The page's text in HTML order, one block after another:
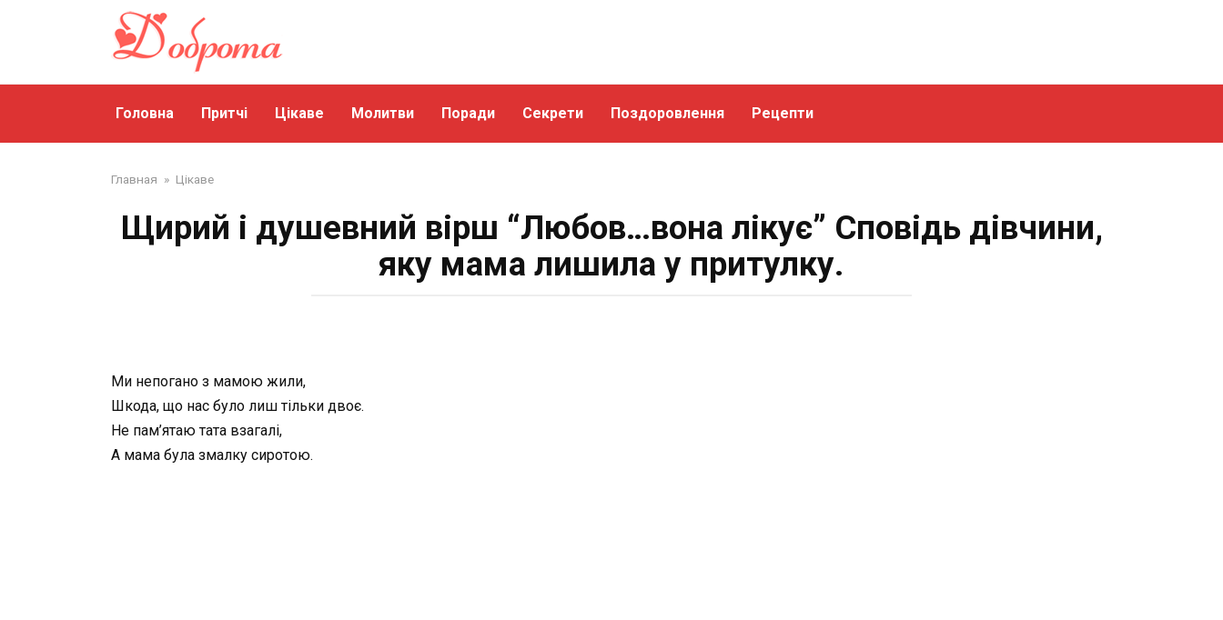
Головна Притчі Цікаве Молитви Поради Секрети Поздоровлення Рецепти
Главная » Цікаве
Щирий і душевний вірш “Любов…вона лікує” Сповідь дівчини,
яку мама лишила у притулку.
Ми непогано з мамою жили,
Шкода, що нас було лиш тільки двоє.
Не пам’ятаю тата взагалі,
А мама була змалку сиротою.